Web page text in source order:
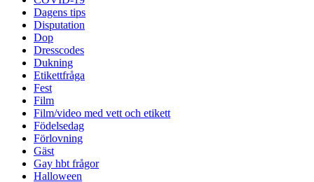
Dagens tips
Disputation
Dop
Dresscodes
Dukning
Etikettfråga
Fest
Film
Film/video med vett och etikett
Födelsedag
Förlovning
Gäst
Gay hbt frågor
Halloween